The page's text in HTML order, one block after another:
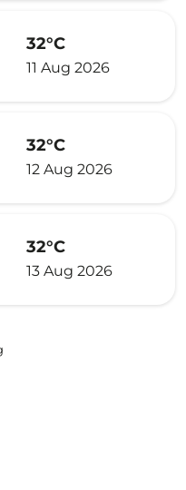
32°C
11 Aug 2026
32°C
12 Aug 2026
32°C
13 Aug 2026